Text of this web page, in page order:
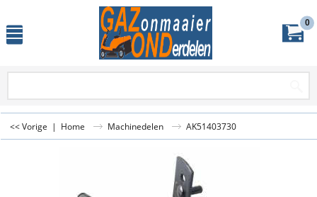
0
<< Vorige | Home Machinedelen AK51403730